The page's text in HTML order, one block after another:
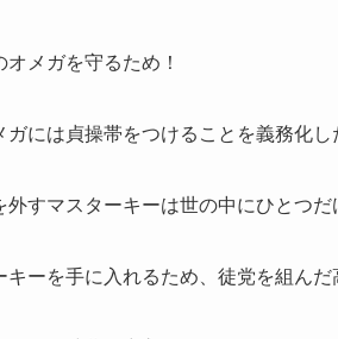
メガを守るため！
ガには貞操帯をつけることを義務化し
外すマスターキーは世の中にひとつ
キーを手に入れるため、徒党を組んだ